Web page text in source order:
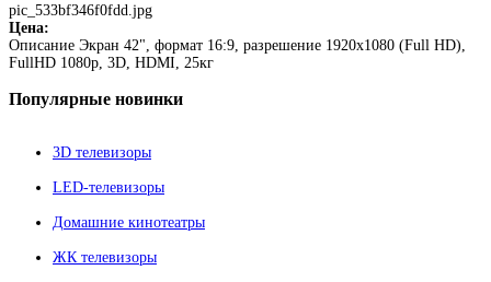
pic_533bf346f0fdd.jpg
Цена:
Описание Экран 42", формат 16:9, разрешение 1920x1080 (Full HD),
FullHD 1080p, 3D, HDMI, 25кг
Популярные новинки
3D телевизоры
LED-телевизоры
Домашние кинотеатры
ЖК телевизоры